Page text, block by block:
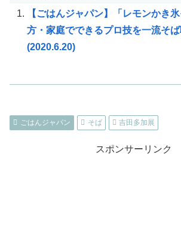
【ごはんジャパン】「レモンかき
方・家庭でできるプロ技を一流そば
(2020.6.20)
ごはんジャパン そば 吉田多加展
スポンサーリンク